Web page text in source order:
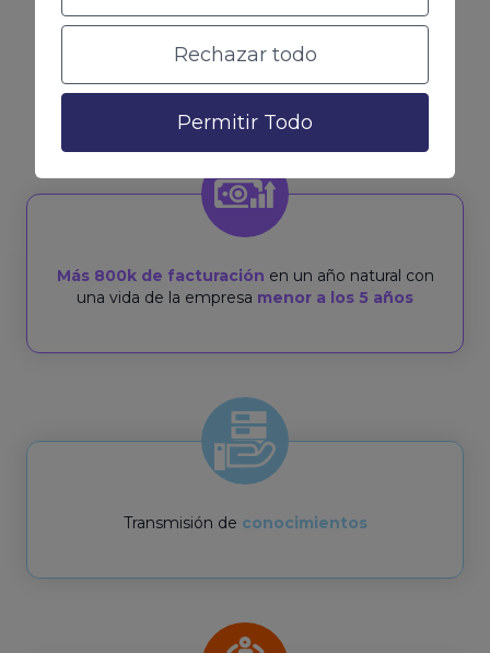
Rechazar todo
Permitir Todo
negocio en menos de 5 años hasta más de 800K
de facturación anuales y queremos hacerte
escalar con nosotros
Más 800k de facturación en un año natural con
una vida de la empresa menor a los 5 años
Transmisión de conocimientos